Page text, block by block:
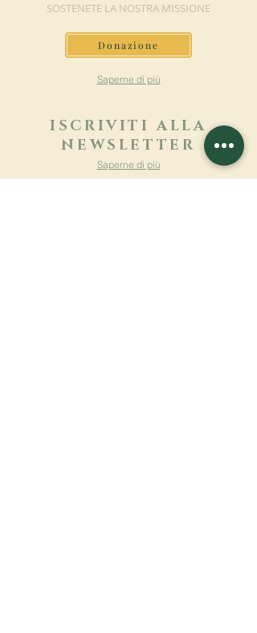
SOSTENETE LA NOSTRA MISSIONE
Donazione
Saperne di più
ISCRIVITI ALLA
NEWSLETTER
Saperne di più